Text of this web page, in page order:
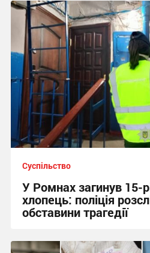
Суспільство
У Ромнах загинув 15-
хлопець: поліція
обставини трагедії